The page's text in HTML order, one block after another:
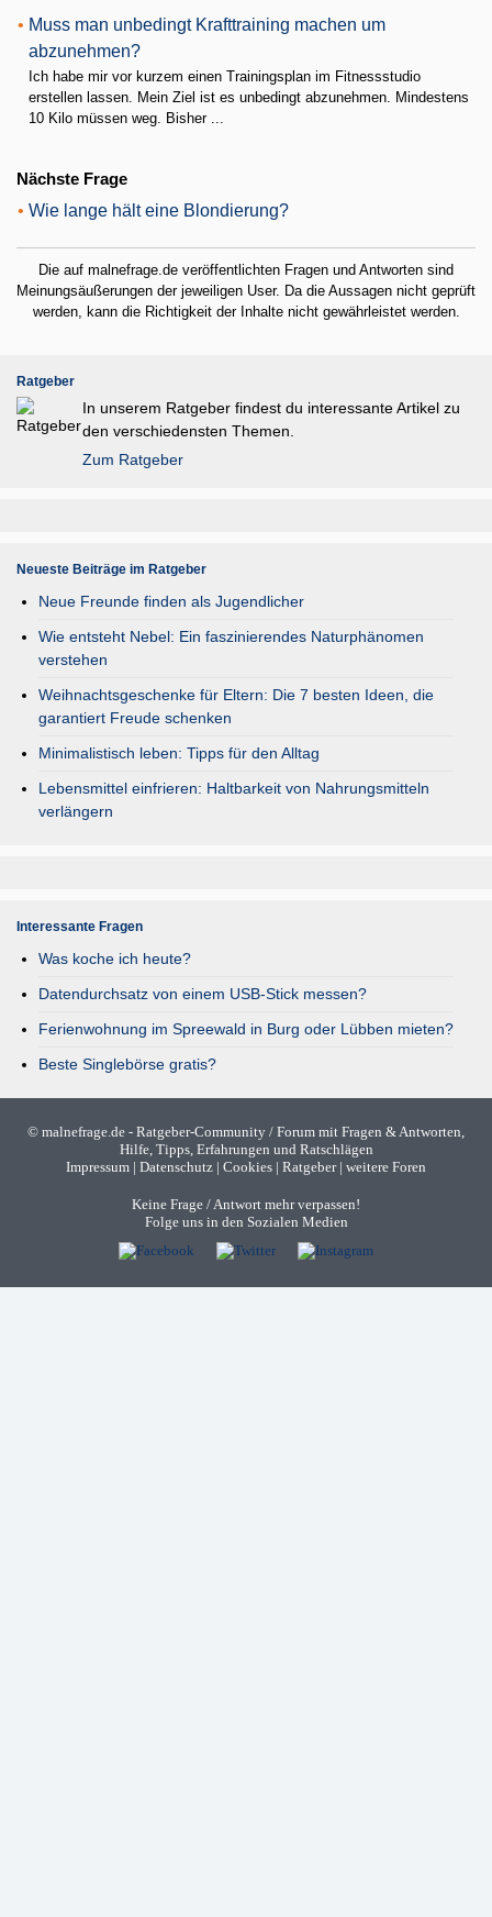
• Muss man unbedingt Krafttraining machen um
abzunehmen?
Ich habe mir vor kurzem einen Trainingsplan im Fitnessstudio
erstellen lassen. Mein Ziel ist es unbedingt abzunehmen. Mindestens
10 Kilo müssen weg. Bisher ...
Nächste Frage
• Wie lange hält eine Blondierung?
Die auf malnefrage.de veröffentlichten Fragen und Antworten sind
Meinungsäußerungen der jeweiligen User. Da die Aussagen nicht geprüft
werden, kann die Richtigkeit der Inhalte nicht gewährleistet werden.
Ratgeber
In unserem Ratgeber findest du interessante Artikel zu
den verschiedensten Themen.
Zum Ratgeber
Neueste Beiträge im Ratgeber
Neue Freunde finden als Jugendlicher
Wie entsteht Nebel: Ein faszinierendes Naturphänomen
verstehen
Weihnachtsgeschenke für Eltern: Die 7 besten Ideen, die
garantiert Freude schenken
Minimalistisch leben: Tipps für den Alltag
Lebensmittel einfrieren: Haltbarkeit von Nahrungsmitteln
verlängern
Interessante Fragen
Was koche ich heute?
Datendurchsatz von einem USB-Stick messen?
Ferienwohnung im Spreewald in Burg oder Lübben mieten?
Beste Singlebörse gratis?
© malnefrage.de - Ratgeber-Community / Forum mit Fragen & Antworten,
Hilfe, Tipps, Erfahrungen und Ratschlägen
Impressum | Datenschutz | Cookies | Ratgeber| weitere Foren
Keine Frage / Antwort mehr verpassen!
Folge uns in den Sozialen Medien